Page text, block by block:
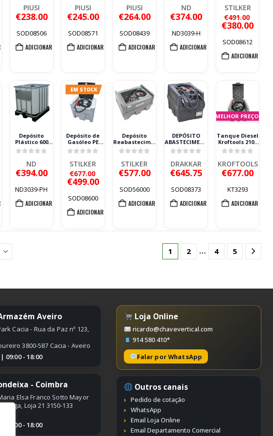
M/F
PIUSI
€238.00
SOD08506
ADICIONAR
Calibrável
PIUSI
€245.00
SOD08571
ADICIONAR
L/MIN
PIUSI
€264.00
SOD08439
ADICIONAR
ND
€374.00
ND3039-H
ADICIONAR
Polietileno
STILKER
€491.00
preço
era:
€380.00O
é:
SOD08612
ADICIONAR
Depósito
Plástico 600
Litros
Homologado
ND PEAD
ND
€394.00
ND3039-PH
ADICIONAR
EM STOCK
Depósito de
Gasóleo PE
STILKER 220L
12V 40 l/min
com Tampa
STILKER
€677.00
preço
original
era:
€677.00.
€499.00O
preço
atual
é:
€499.00.
SOD08600
ADICIONAR
Depósito
Reabastecimento
Gasóleo
Stilker 400L 12V
STILKER
€577.00
SOD56000
ADICIONAR
DEPÓSITO
ABASTECIMENTO
DE GASÓLEO PE
200L DRAKKAR
DRAKKAR
€645.75
SOD08373
ADICIONAR
MELHOR PREÇO!
Tanque Diesel
Kroftools 210L
12V
KROFTOOLS
€677.00
KT3293
ADICIONAR
1 2 … 4 5
Aveiro
Cacia - Rua da Paz nº 123,
3800-587 Cacia - Aveiro
09:00 - 18:00
- Coimbra
Elsa Franco Sotto Mayor
Loja 21 3150-133
09:00 - 18:00
Loja Online
ricardo@chavevertical.com
914 580 410*
Falar por WhatsApp
Outros canais
Pedido de cotação
WhatsApp
Email Loja Online
Email Departamento Comercial